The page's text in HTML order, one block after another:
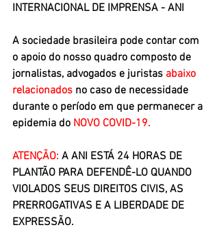
INTERNACIONAL DE IMPRENSA - ANI
A sociedade brasileira pode contar com
o apoio do nosso quadro composto de
jornalistas, advogados e juristas abaixo
relacionados no caso de necessidade
durante o período em que permanecer a
epidemia do NOVO COVID-19.
ATENÇÃO: A ANI ESTÁ 24 HORAS DE
PLANTÃO PARA DEFENDÊ-LO QUANDO
VIOLADOS SEUS DIREITOS CIVIS, AS
PRERROGATIVAS E A LIBERDADE DE
EXPRESSÃO.